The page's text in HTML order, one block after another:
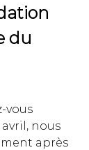
du
vous
avril, nous
après